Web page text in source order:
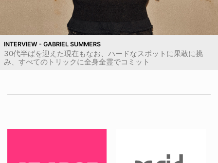
INTERVIEW - GABRIEL SUMMERS
30代半ばを迎えた現在もなお、ハードなスポットに果敢に挑
み、すべてのトリックに全身全霊でコミット